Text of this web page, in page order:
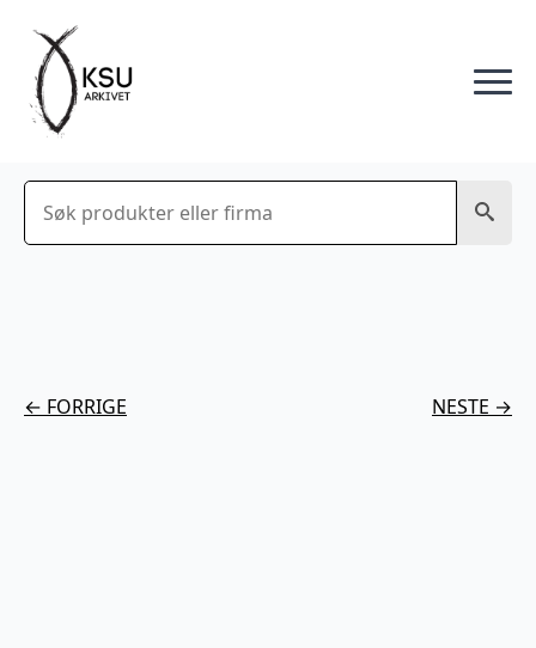
Søk
← FORRIGE NESTE →